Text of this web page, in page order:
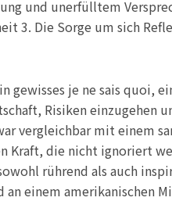
und unerfülltem
3. Die Sorge um sich
gewisses je ne sais
Risiken einzugehen
vergleichbar mit einem
Kraft, die nicht ignoriert
rührend als auch
einem amerikanischen